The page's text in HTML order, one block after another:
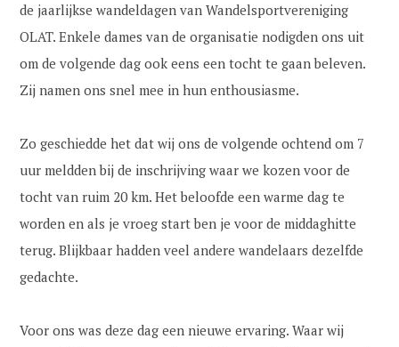
de jaarlijkse wandeldagen van Wandelsportvereniging
OLAT. Enkele dames van de organisatie nodigden ons uit
om de volgende dag ook eens een tocht te gaan beleven.
Zij namen ons snel mee in hun enthousiasme.
Zo geschiedde het dat wij ons de volgende ochtend om 7
uur meldden bij de inschrijving waar we kozen voor de
tocht van ruim 20 km. Het beloofde een warme dag te
worden en als je vroeg start ben je voor de middaghitte
terug. Blijkbaar hadden veel andere wandelaars dezelfde
gedachte.
Voor ons was deze dag een nieuwe ervaring. Waar wij